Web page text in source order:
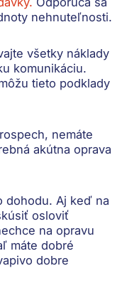
nehnuteľnosti.
všetky náklady
komunikáciu.
tieto podklady
nemáte
akútna oprava
dohodu. Aj keď na
osloviť
na opravu
máte dobré
dobre